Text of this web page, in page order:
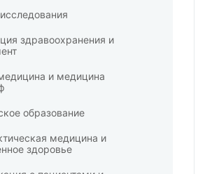
здравоохранения и
и медицина
образование
медицина и
здоровье